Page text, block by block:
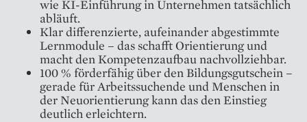
wie KI-Einführung in Unternehmen tatsächlich
abläuft.
Klar differenzierte, aufeinander abgestimmte
Lernmodule – das schafft Orientierung und
macht den Kompetenzaufbau nachvollziehbar.
100 % förderfähig über den Bildungsgutschein –
gerade für Arbeitssuchende und Menschen in
der Neuorientierung kann das den Einstieg
deutlich erleichtern.